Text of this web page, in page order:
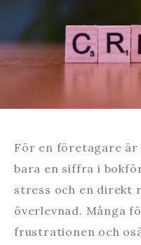
För en företagare är
bara en siffra i
stress och en direkt
överlevnad. Många
frustrationen och